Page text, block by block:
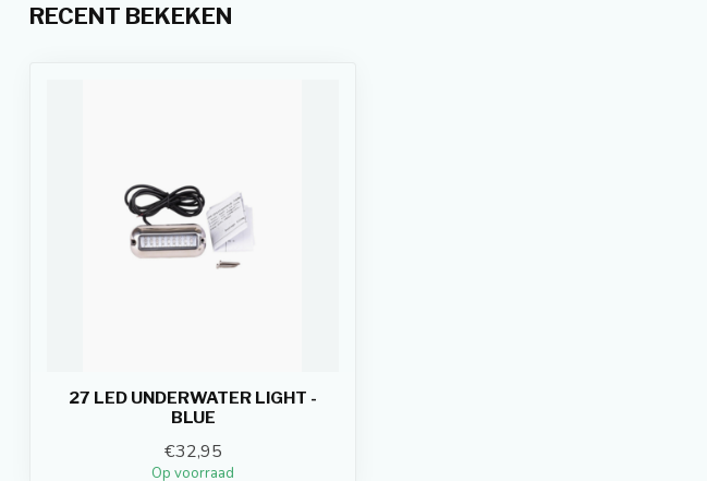
RECENT BEKEKEN
27 LED UNDERWATER LIGHT -
BLUE
€32,95
Op voorraad